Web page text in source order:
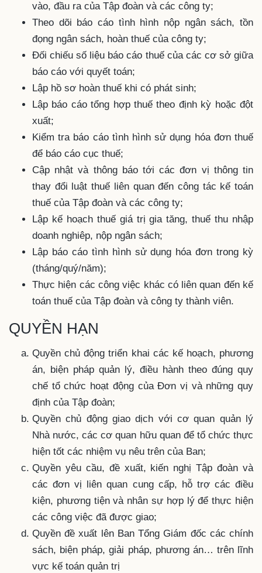
vào, đầu ra của Tập đoàn và các công ty;
Theo dõi báo cáo tình hình nộp ngân sách, tồn
đọng ngân sách, hoàn thuế của công ty;
Đối chiếu số liệu báo cáo thuế của các cơ sở giữa
báo cáo với quyết toán;
Lập hồ sơ hoàn thuế khi có phát sinh;
Lập báo cáo tổng hợp thuế theo định kỳ hoặc đột
xuất;
Kiểm tra báo cáo tình hình sử dụng hóa đơn thuế
để báo cáo cục thuế;
Cập nhật và thông báo tới các đơn vị thông tin
thay đổi luật thuế liên quan đến công tác kế toán
thuế của Tập đoàn và các công ty;
Lập kế hoạch thuế giá trị gia tăng, thuế thu nhập
doanh nghiêp, nộp ngân sách;
Lập báo cáo tình hình sử dụng hóa đơn trong kỳ
(tháng/quý/năm);
Thực hiện các công việc khác có liên quan đến kế
toán thuế của Tập đoàn và công ty thành viên.
QUYỀN HẠN
Quyền chủ động triển khai các kế hoạch, phương
án, biện pháp quản lý, điều hành theo đúng quy
chế tổ chức hoạt động của Đơn vị và những quy
định của Tập đoàn;
Quyền chủ động giao dịch với cơ quan quản lý
Nhà nước, các cơ quan hữu quan để tổ chức thực
hiện tốt các nhiệm vụ nêu trên của Ban;
Quyền yêu cầu, đề xuất, kiến nghị Tập đoàn và
các đơn vị liên quan cung cấp, hỗ trợ các điều
kiện, phương tiện và nhân sự hợp lý để thực hiện
các công việc đã được giao;
Quyền đề xuất lên Ban Tổng Giám đốc các chính
sách, biện pháp, giải pháp, phương án… trên lĩnh
vực kế toán quản trị